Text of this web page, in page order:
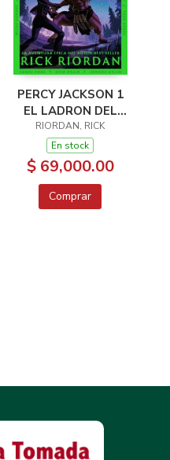
PERCY JACKSON 1
EL LADRON DEL
RAYO
RIORDAN, RICK
En stock
$ 69,000.00
Comprar